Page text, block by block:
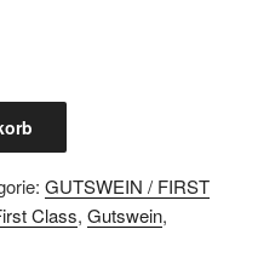
GUTSWEIN / FIRST
Class, Gutswein,